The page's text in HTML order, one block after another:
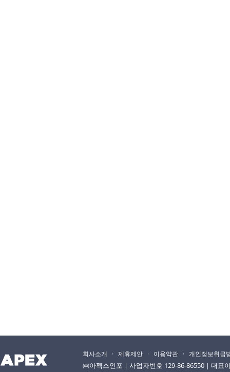
회사소개 · 제휴제안 · 이용약관 · 개인정보취급
㈜아펙스인포 | 사업자번호 129-86-86550 | 대표